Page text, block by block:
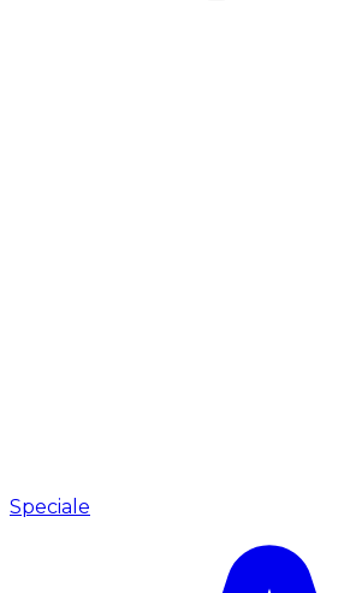
Speciale